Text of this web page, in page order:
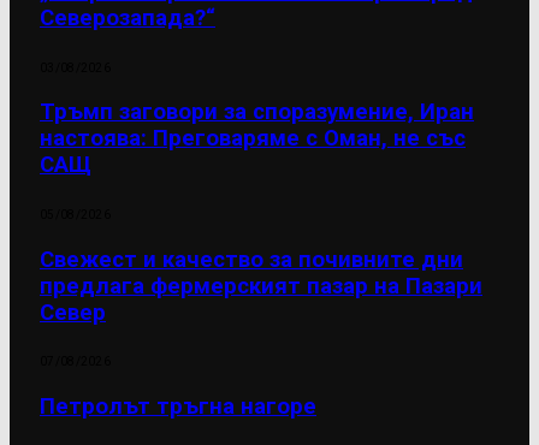
Северозапада?“
Тръмп заговори за споразумение, Иран
настоява: Преговаряме с Оман, не със
САЩ
Свежест и качество за почивните дни
предлага фермерският пазар на Пазари
Север
Петролът тръгна нагоре